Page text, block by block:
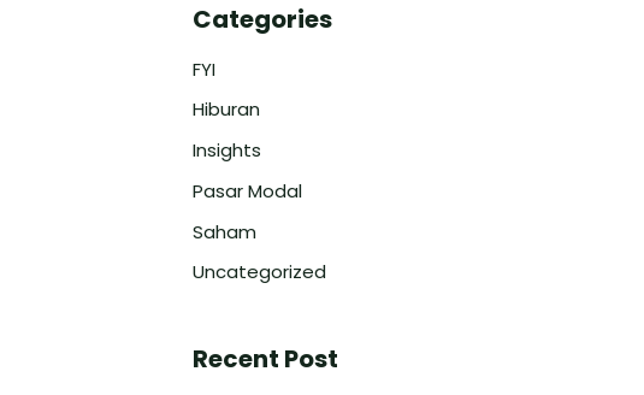
Categories
FYI
Hiburan
Insights
Pasar Modal
Saham
Uncategorized
Recent Post